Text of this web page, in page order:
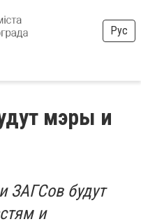
Рус
мэры и
ЗАГСов будут
и